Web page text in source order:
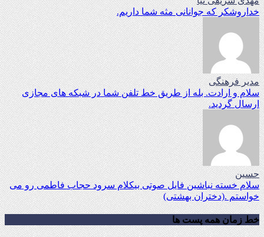
خداروشکر که جوانانی مثه شما داریم.
مدیر فرهنگی
سلام و ارادت. بله از طریق خط تلفن شما در شبکه های مجازی
ارسال گردید.
حسین
سلام خسته نباشین فایل صوتی بیکلام سرود حجاب فاطمی رو می
خواستم .(دختران بهشتی)
خط زمان همه پست ها